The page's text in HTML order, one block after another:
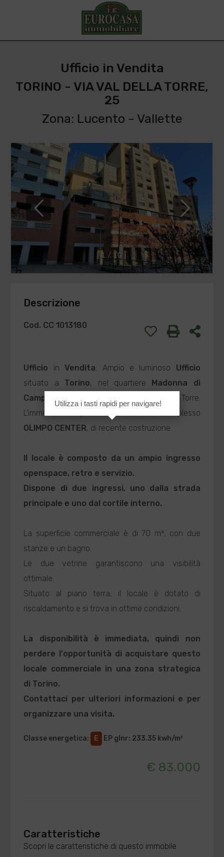
Ufficio in Vendita
TORINO - VIA VAL DELLA TORRE,
25
Zona: Lucento - Vallette
1 / 10 ]
Descrizione
Cod. CC 1013180
Ufficio in Vendita: Ampio e luminoso Ufficio
situato a Torino, nel quartiere Madonna di
Campagna,
precisamente in Via Val Della Torre.
L'immobile fa parte del moderno complesso
OLIMPO CENTER, di recente costruzione.
Il locale è composto da un ampio ingresso
openspace, retro e servizio.
Dispone di due ingressi, uno dalla strada
principale e uno dal cortile interno.
La superficie commerciale è di 70 m², con due
stanze e un bagno.
Le due vetrine garantiscono una visibilità
ottimale.
Situato al piano terra, il locale è dotato di
riscaldamento e si trova in ottime condizioni.
La disponibilità è immediata, quindi non
perdere l'opportunità di acquistare questo
locale commerciale in una zona strategica
di Torino.
Contattaci per ulteriori informazioni e per
organizzare una visita.
Classe energetica: E EP glnr: 233.35 kwh/m²
€ 83.000
Caratteristiche
Scopri le caratteristiche di questo immobile
Utilizza i tasti rapidi per navigare!